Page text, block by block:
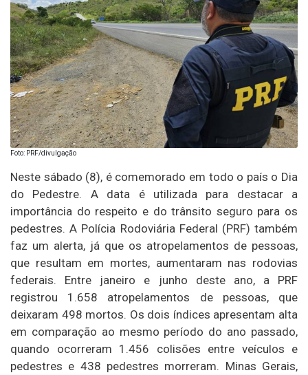
Foto: PRF/divulgação
Neste sábado (8), é comemorado em todo o país o Dia
do Pedestre. A data é utilizada para destacar a
importância do respeito e do trânsito seguro para os
pedestres. A Polícia Rodoviária Federal (PRF) também
faz um alerta, já que os atropelamentos de pessoas,
que resultam em mortes, aumentaram nas rodovias
federais. Entre janeiro e junho deste ano, a PRF
registrou 1.658 atropelamentos de pessoas, que
deixaram 498 mortos. Os dois índices apresentam alta
em comparação ao mesmo período do ano passado,
quando ocorreram 1.456 colisões entre veículos e
pedestres e 438 pedestres morreram. Minas Gerais,